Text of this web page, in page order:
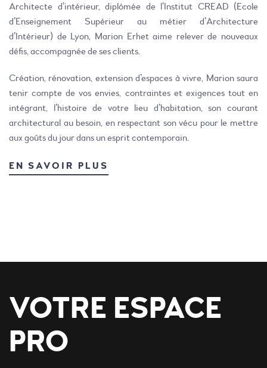
Architecte d’intérieur, diplômée de l’Institut CREAD (Ecole
d’Enseignement Supérieur au métier d’Architecture
d’Intérieur) de Lyon, Marion Erhet aime relever de nouveaux
défis, accompagnée de ses clients.
Création, rénovation, extension d’espaces à vivre, Marion saura
tenir compte de vos envies, contraintes et exigences tout en
intégrant, l’histoire de votre lieu d’habitation, son courant
architectural au besoin, en respectant son vécu pour le mettre
aux goûts du jour dans un esprit contemporain.
EN SAVOIR PLUS
VOTRE ESPACE
PRO